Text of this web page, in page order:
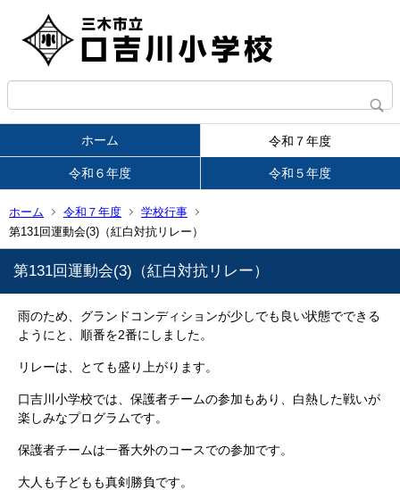
ホーム 令和７年度
令和６年度 令和５年度
ホーム 令和７年度
学校行事
第131回運動会(3)（紅白対抗リレー）
第131回運動会(3)（紅白対抗リレー）
雨のため、グランドコンディションが少しでも良い状態でできる
ようにと、順番を2番にしました。
リレーは、とても盛り上がります。
口吉川小学校では、保護者チームの参加もあり、白熱した戦いが
楽しみなプログラムです。
保護者チームは一番大外のコースでの参加です。
大人も子どもも真剣勝負です。